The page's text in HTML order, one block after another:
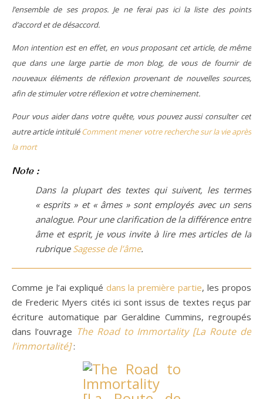
l’ensemble de ses propos. Je ne ferai pas ici la liste des points
d’accord et de désaccord.
Mon intention est en effet, en vous proposant cet article, de même
que dans une large partie de mon blog, de vous de fournir de
nouveaux éléments de réflexion provenant de nouvelles sources,
afin de stimuler votre réflexion et votre cheminement.
Pour vous aider dans votre quête, vous pouvez aussi consulter cet
autre article intituléComment mener votre recherche sur la vie après
la mort
Note :
Dans la plupart des textes qui suivent, les termes
« esprits » et « âmes » sont employés avec un sens
analogue. Pour une clarification de la différence entre
âme et esprit, je vous invite à lire mes articles de la
rubrique Sagesse de l’âme.
Comme je l’ai expliqué dans la première partie, les propos
de Frederic Myers cités ici sont issus de textes reçus par
écriture automatique par Geraldine Cummins, regroupés
dans l’ouvrage The Road to Immortality [La Route de
l’immortalité]: